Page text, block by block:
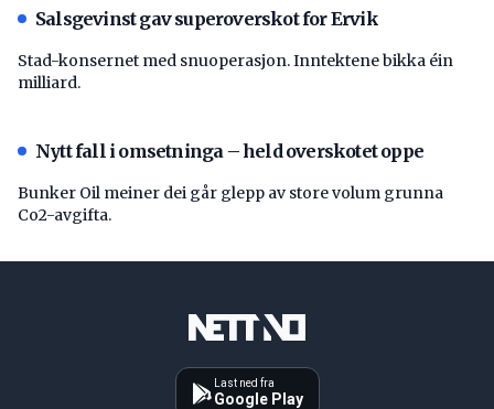
Salsgevinst gav superoverskot for Ervik
Stad-konsernet med snuoperasjon. Inntektene bikka éin
milliard.
Nytt fall i omsetninga – held overskotet oppe
Bunker Oil meiner dei går glepp av store volum grunna
Co2-avgifta.
Last ned fra
Google Play